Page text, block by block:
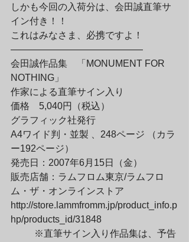
しかも今回の入荷分は、会田誠直筆サ
イン付き！！
これはみなさま、必携ですよ！
——————————————
会田誠作品集　「MONUMENT FOR
NOTHING」
作家による直筆サイン入り
価格　5,040円（税込）
グラフィック社発行
A4ワイド判・並製 、248ページ （カラ
ー192ページ）
発売日：2007年6月15日（金）
販売店舗：ラムフロム東京/ラムフロ
ム・ザ・オンラインストア
http://store.lammfromm.jp/product_info.p
hp/products_id/31848